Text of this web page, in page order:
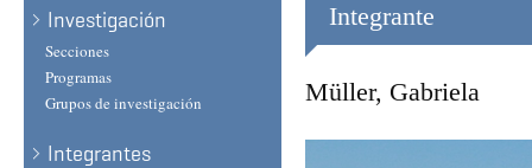
Investigación
Secciones
Programas
Grupos de investigación
Integrantes
Integrante
Müller, Gabriela